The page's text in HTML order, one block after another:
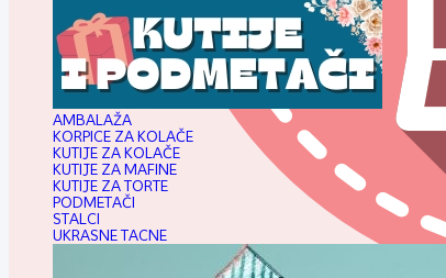
AMBALAŽA
KORPICE ZA KOLAČE
KUTIJE ZA KOLAČE
KUTIJE ZA MAFINE
KUTIJE ZA TORTE
PODMETAČI
STALCI
UKRASNE TACNE